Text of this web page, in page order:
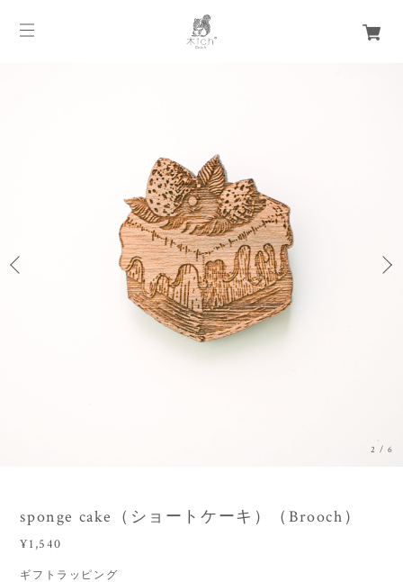
3 /6
sponge cake（ショートケーキ）（Brooch）
¥1,540
ギフトラッピング